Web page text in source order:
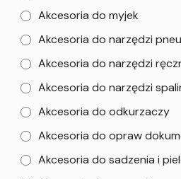
Akcesoria do myjek
Akcesoria do narzędzi
Akcesoria do narzędzi
Akcesoria do narzędzi
Akcesoria do odkurzaczy
Akcesoria do opraw
Akcesoria do sadzenia i